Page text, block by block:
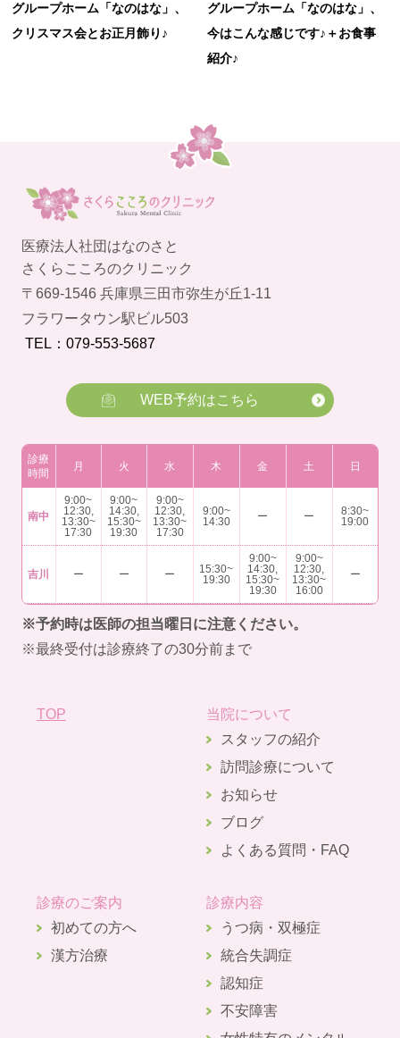
グループホーム「なのはな」、
クリスマス会とお正月飾り♪
グループホーム「なのはな」、
今はこんな感じです♪＋お食事
紹介♪
医療法人社団はなのさと
さくらこころのクリニック
〒669-1546 兵庫県三田市弥生が丘1-11
フラワータウン駅ビル503
TEL：079-553-5687
WEB予約はこちら
診療
時間
月 火 水 木 金 土 日
南中
9:00~
12:30,
13:30~
17:30
9:00~
14:30,
15:30~
19:30
9:00~
12:30,
13:30~
17:30
9:00~
14:30
ー ー
8:30~
19:00
吉川 ー ー ー
15:30~
19:30
9:00~
14:30,
15:30~
19:30
9:00~
12:30,
13:30~
16:00
ー
※予約時は医師の担当曜日に注意ください。
※最終受付は診療終了の30分前まで
TOP
当院について
スタッフの紹介
訪問診療について
お知らせ
ブログ
よくある質問・FAQ
診療のご案内
初めての方へ
漢方治療
診療内容
うつ病・双極症
統合失調症
認知症
不安障害